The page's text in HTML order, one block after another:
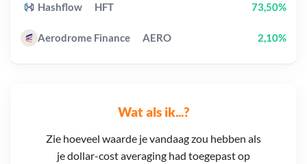
Wat als ik...?
Zie hoeveel waarde je vandaag zou hebben als
je dollar-cost averaging had toegepast op
Hashflow HFT 73,50%
Aerodrome Finance AERO 2,10%